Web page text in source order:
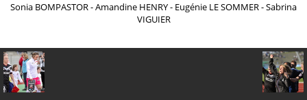
Sonia BOMPASTOR - Amandine HENRY - Eugénie LE SOMMER - Sabrina
VIGUIER